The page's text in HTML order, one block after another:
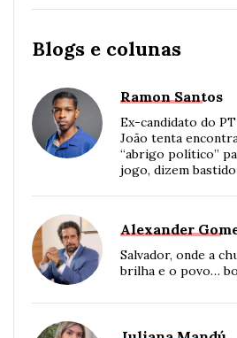
Blogs e colunas
Ramon Santos
Ex-candidato do
João tenta
“abrigo político”
jogo, dizem
Alexander
Salvador, onde a
brilha e o povo…